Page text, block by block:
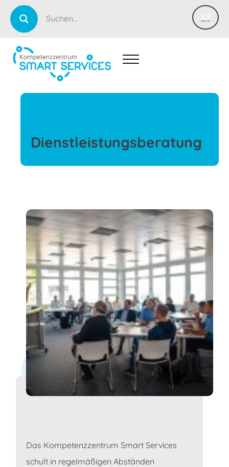
Dienstleistungsberatung
Das Kompetenzzentrum Smart Services
schult in regelmäßigen Abständen